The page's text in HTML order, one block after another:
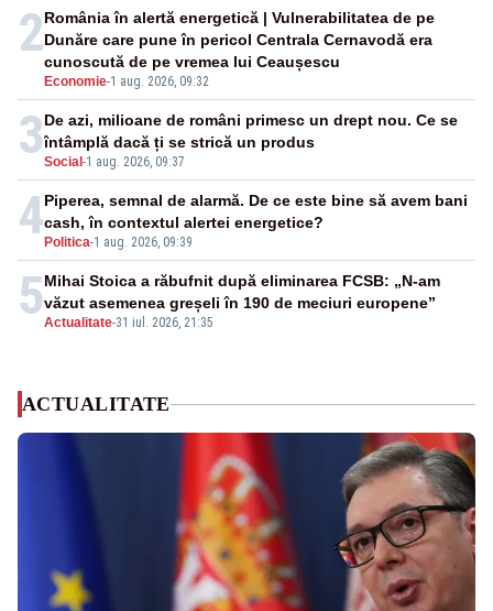
2
Economie-1 aug. 2026, 09:32
România în alertă energetică | Vulnerabilitatea de pe
Dunăre care pune în pericol Centrala Cernavodă era
cunoscută de pe vremea lui Ceaușescu
3Social -1 aug. 2026, 09:37
De azi, milioane de români primesc un drept nou. Ce se
întâmplă dacă ți se strică un produs
4 Politica-1 aug. 2026, 09:39
Piperea, semnal de alarmă. De ce este bine să avem bani
cash, în contextul alertei energetice?
5Actualitate-31 iul. 2026, 21:35
Mihai Stoica a răbufnit după eliminarea FCSB: „N-am
văzut asemenea greșeli în 190 de meciuri europene”
ACTUALITATE